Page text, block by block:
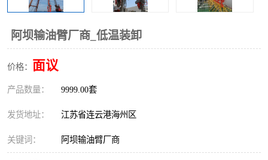
阿坝输油臂厂商_低温装卸
价格： 面议
产品数量： 9999.00套
发货地址： 江苏省连云港海州区
关键词： 阿坝输油臂厂商